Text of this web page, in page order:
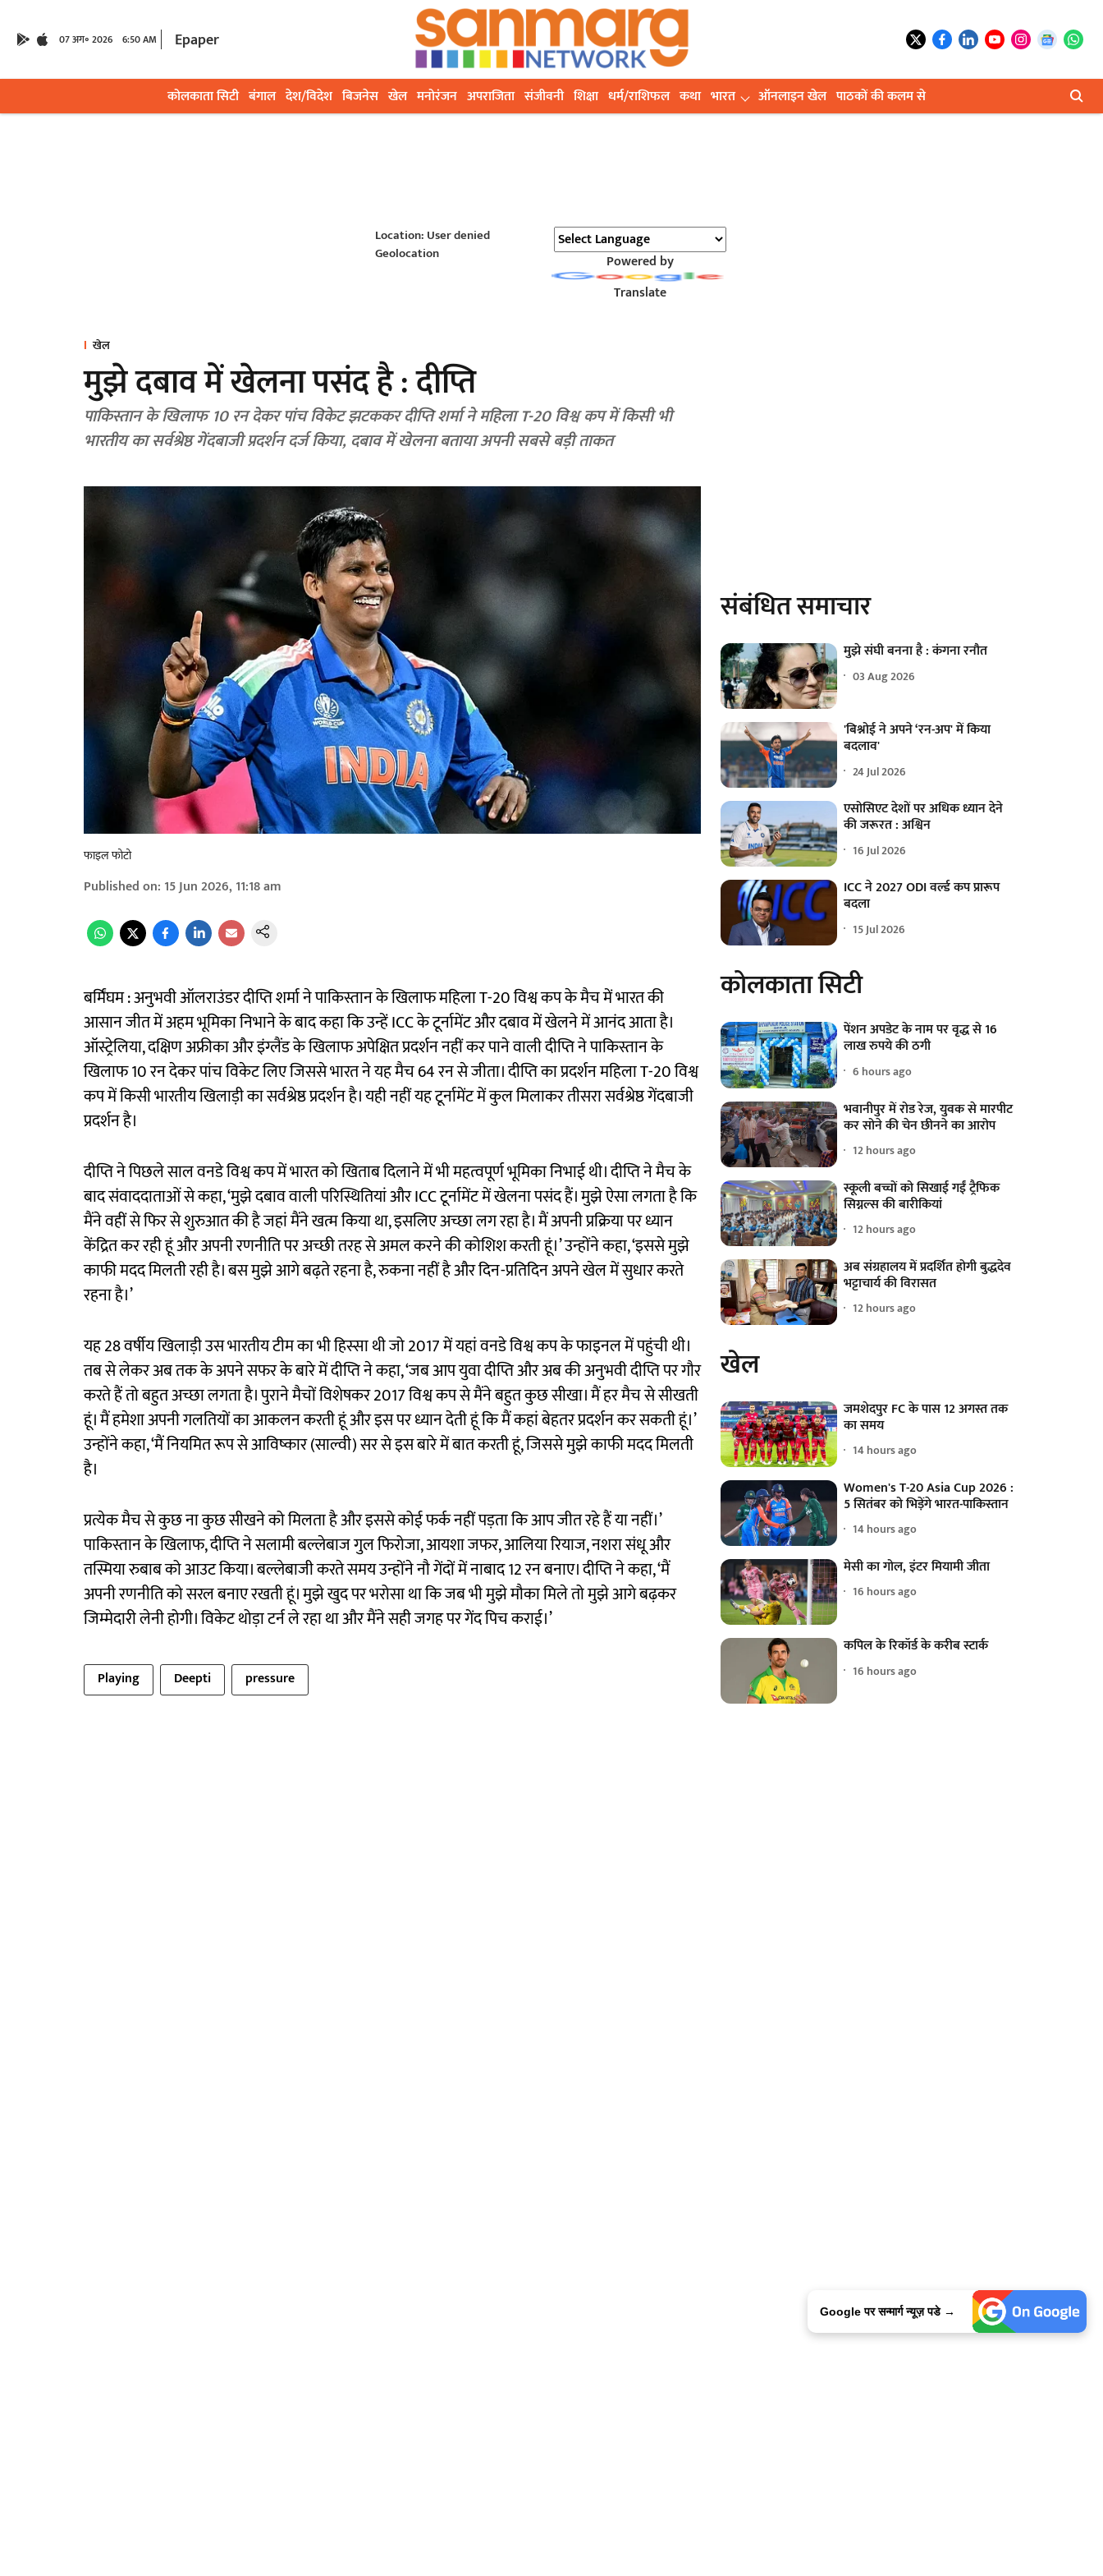
07 अग॰ 2026 6:50 AM Epaper
कोलकाता सिटी बंगाल देश/विदेश बिजनेस खेल मनोरंजन अपराजिता संजीवनी शिक्षा धर्म/राशिफल कथा भारत ऑनलाइन खेल पाठकों की कलम से
Location: User denied
Geolocation
Powered by
Translate
खेल
मुझे दबाव में खेलना पसंद है : दीप्ति
पाकिस्तान के खिलाफ 10 रन देकर पांच विकेट झटककर दीप्ति शर्मा ने महिला T-20 विश्व कप में किसी भी
भारतीय का सर्वश्रेष्ठ गेंदबाजी प्रदर्शन दर्ज किया, दबाव में खेलना बताया अपनी सबसे बड़ी ताकत
फाइल फोटो
Published on: 15 Jun 2026, 11:18 am
बर्मिंघम : अनुभवी ऑलराउंडर दीप्ति शर्मा ने पाकिस्तान के खिलाफ महिला T-20 विश्व कप के मैच में भारत की
आसान जीत में अहम भूमिका निभाने के बाद कहा कि उन्हें ICC के टूर्नामेंट और दबाव में खेलने में आनंद आता है।
ऑस्ट्रेलिया, दक्षिण अफ्रीका और इंग्लैंड के खिलाफ अपेक्षित प्रदर्शन नहीं कर पाने वाली दीप्ति ने पाकिस्तान के
खिलाफ 10 रन देकर पांच विकेट लिए जिससे भारत ने यह मैच 64 रन से जीता। दीप्ति का प्रदर्शन महिला T-20 विश्व
कप में किसी भारतीय खिलाड़ी का सर्वश्रेष्ठ प्रदर्शन है। यही नहीं यह टूर्नामेंट में कुल मिलाकर तीसरा सर्वश्रेष्ठ गेंदबाजी
प्रदर्शन है।
दीप्ति ने पिछले साल वनडे विश्व कप में भारत को खिताब दिलाने में भी महत्वपूर्ण भूमिका निभाई थी। दीप्ति ने मैच के
बाद संवाददाताओं से कहा, ‘मुझे दबाव वाली परिस्थितियां और ICC टूर्नामेंट में खेलना पसंद हैं। मुझे ऐसा लगता है कि
मैंने वहीं से फिर से शुरुआत की है जहां मैंने खत्म किया था, इसलिए अच्छा लग रहा है। मैं अपनी प्रक्रिया पर ध्यान
केंद्रित कर रही हूं और अपनी रणनीति पर अच्छी तरह से अमल करने की कोशिश करती हूं।’ उन्होंने कहा, ‘इससे मुझे
काफी मदद मिलती रही है। बस मुझे आगे बढ़ते रहना है, रुकना नहीं है और दिन-प्रतिदिन अपने खेल में सुधार करते
रहना है।’
यह 28 वर्षीय खिलाड़ी उस भारतीय टीम का भी हिस्सा थी जो 2017 में यहां वनडे विश्व कप के फाइनल में पहुंची थी।
तब से लेकर अब तक के अपने सफर के बारे में दीप्ति ने कहा, ‘जब आप युवा दीप्ति और अब की अनुभवी दीप्ति पर गौर
करते हैं तो बहुत अच्छा लगता है। पुराने मैचों विशेषकर 2017 विश्व कप से मैंने बहुत कुछ सीखा। मैं हर मैच से सीखती
हूं। मैं हमेशा अपनी गलतियों का आकलन करती हूं और इस पर ध्यान देती हूं कि मैं कहां बेहतर प्रदर्शन कर सकती हूं।’
उन्होंने कहा, ‘मैं नियमित रूप से आविष्कार (साल्वी) सर से इस बारे में बात करती हूं, जिससे मुझे काफी मदद मिलती
है।
प्रत्येक मैच से कुछ ना कुछ सीखने को मिलता है और इससे कोई फर्क नहीं पड़ता कि आप जीत रहे हैं या नहीं।’
पाकिस्तान के खिलाफ, दीप्ति ने सलामी बल्लेबाज गुल फिरोजा, आयशा जफर, आलिया रियाज, नशरा संधू और
तस्मिया रुबाब को आउट किया। बल्लेबाजी करते समय उन्होंने नौ गेंदों में नाबाद 12 रन बनाए। दीप्ति ने कहा, ‘मैं
अपनी रणनीति को सरल बनाए रखती हूं। मुझे खुद पर भरोसा था कि जब भी मुझे मौका मिले तो मुझे आगे बढ़कर
जिम्मेदारी लेनी होगी। विकेट थोड़ा टर्न ले रहा था और मैंने सही जगह पर गेंद पिच कराई।’
Playing Deepti pressure
संबंधित समाचार
मुझे संघी बनना है : कंगना रनौत
03 Aug 2026
'बिश्नोई ने अपने ‘रन-अप' में किया
बदलाव'
24 Jul 2026
एसोसिएट देशों पर अधिक ध्यान देने
की जरूरत : अश्विन
16 Jul 2026
ICC ने 2027 ODI वर्ल्ड कप प्रारूप
बदला
15 Jul 2026
कोलकाता सिटी
पेंशन अपडेट के नाम पर वृद्ध से 16
लाख रुपये की ठगी
6 hours ago
भवानीपुर में रोड रेज, युवक से मारपीट
कर सोने की चेन छीनने का आरोप
12 hours ago
स्कूली बच्चों को सिखाई गईं ट्रैफिक
सिग्नल्स की बारीकियां
12 hours ago
अब संग्रहालय में प्रदर्शित होगी बुद्धदेव
भट्टाचार्य की विरासत
12 hours ago
खेल
जमशेदपुर FC के पास 12 अगस्त तक
का समय
14 hours ago
Women's T-20 Asia Cup 2026 :
5 सितंबर को भिड़ेंगे भारत-पाकिस्तान
14 hours ago
मेसी का गोल, इंटर मियामी जीता
16 hours ago
कपिल के रिकॉर्ड के करीब स्टार्क
16 hours ago
Google पर सन्मार्ग न्यूज़ पडे →